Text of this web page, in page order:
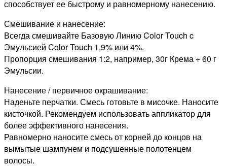
способствует ее быстрому и равномерному нанесению.
Смешивание и нанесение:
Всегда смешивайте Базовую Линию Color Touch c
Эмульсией Color Touch 1,9% или 4%.
Пропорция смешивания 1:2, например, 30г Крема + 60 г
Эмульсии.
Нанесение / первичное окрашивание:
Наденьте перчатки. Смесь готовьте в мисочке. Наносите
кисточкой. Рекомендуем использовать аппликатор для
более эффективного нанесения.
Равномерно наносите смесь от корней до концов на
вымытые шампунем и подсушенные полотенцем
волосы.